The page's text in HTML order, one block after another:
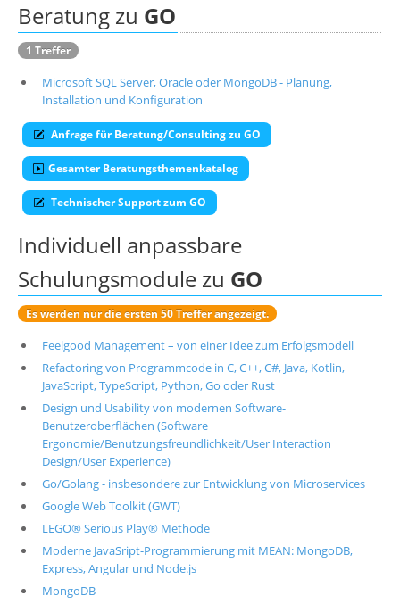
Individuelle Schulungen
Wissen
Über uns
Suche
Beratung zu GO
1 Treffer
Microsoft SQL Server, Oracle oder MongoDB - Planung,
Installation und Konfiguration
Anfrage für Beratung/Consulting zu GO
Gesamter Beratungsthemenkatalog
Technischer Support zum GO
Individuell anpassbare
Schulungsmodule zu GO
Es werden nur die ersten 50 Treffer angezeigt.
Feelgood Management – von einer Idee zum Erfolgsmodell
Refactoring von Programmcode in C, C++, C#, Java, Kotlin,
JavaScript, TypeScript, Python, Go oder Rust
Design und Usability von modernen Software-
Benutzeroberflächen (Software
Ergonomie/Benutzungsfreundlichkeit/User Interaction
Design/User Experience)
Go/Golang - insbesondere zur Entwicklung von Microservices
Google Web Toolkit (GWT)
LEGO® Serious Play® Methode
Moderne JavaSript-Programmierung mit MEAN: MongoDB,
Express, Angular und Node.js
MongoDB